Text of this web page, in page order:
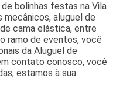
bolinhas festas na Vila
mecânicos, aluguel de
cama elástica, entre
ramo de eventos, você
da Aluguel de
contato conosco, você
estamos à sua